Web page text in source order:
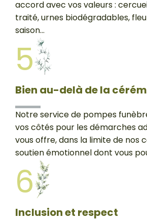
accord avec vos valeurs :
traité, urnes biodégradables,
saison...
5
Bien au-delà de la
Notre service de pompes
vos côtés pour les démarches
vous offre, dans la limite de nos
soutien émotionnel dont vous
6
Inclusion et respect